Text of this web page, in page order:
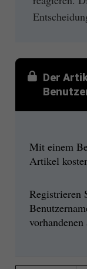
Der
Mit einem
Artikel
Registrieren
vorhandenen